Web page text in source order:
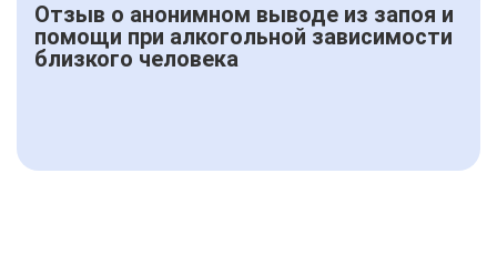
Отзыв о анонимном выводе из запоя и
помощи при алкогольной зависимости
близкого человека